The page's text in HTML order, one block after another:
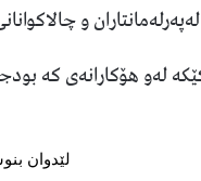
و
لەو هۆکارانەی کە
لێدوان